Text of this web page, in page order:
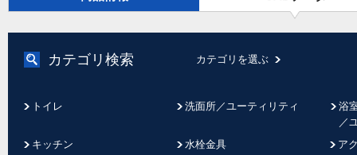
カテゴリ検索 カテゴリを選ぶ
トイレ 洗面所／ユーティリティ
浴
／
キッチン
水栓金具 ア